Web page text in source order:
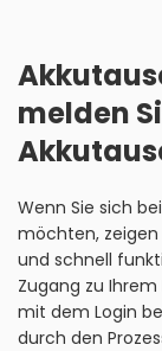
melden
Wenn Sie sich
möchten, zeigen
und schnell
Zugang zu
mit dem Login
durch den